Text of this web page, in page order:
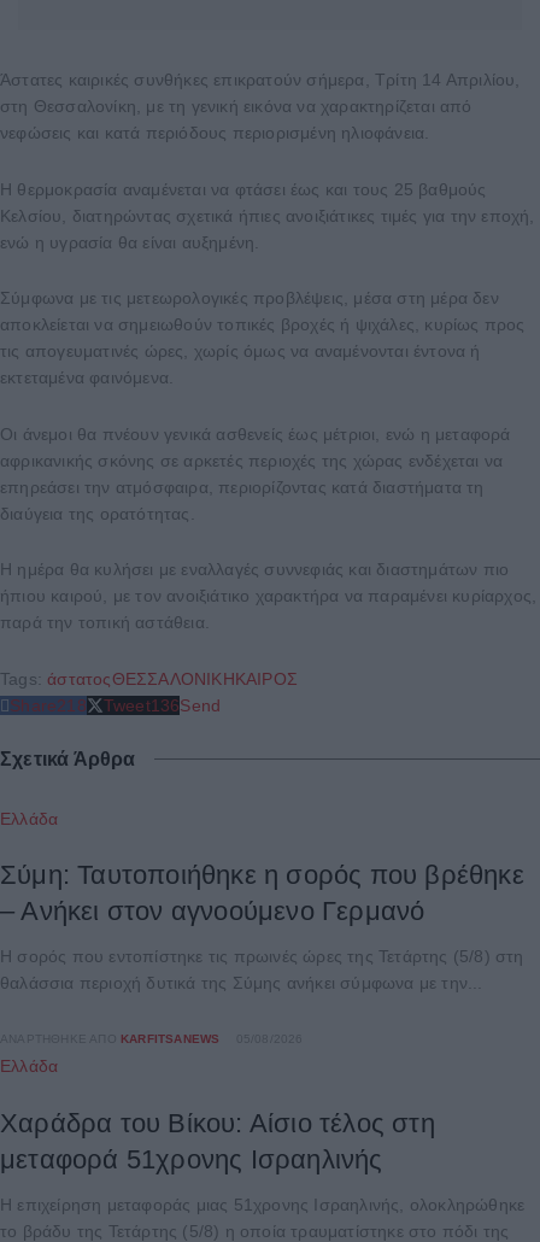
Άστατες καιρικές συνθήκες επικρατούν σήμερα, Τρίτη 14 Απριλίου,
στη Θεσσαλονίκη, με τη γενική εικόνα να χαρακτηρίζεται από
νεφώσεις και κατά περιόδους περιορισμένη ηλιοφάνεια.
Η θερμοκρασία αναμένεται να φτάσει έως και τους 25 βαθμούς
Κελσίου, διατηρώντας σχετικά ήπιες ανοιξιάτικες τιμές για την εποχή,
ενώ η υγρασία θα είναι αυξημένη.
Σύμφωνα με τις μετεωρολογικές προβλέψεις, μέσα στη μέρα δεν
αποκλείεται να σημειωθούν τοπικές βροχές ή ψιχάλες, κυρίως προς
τις απογευματινές ώρες, χωρίς όμως να αναμένονται έντονα ή
εκτεταμένα φαινόμενα.
Οι άνεμοι θα πνέουν γενικά ασθενείς έως μέτριοι, ενώ η μεταφορά
αφρικανικής σκόνης σε αρκετές περιοχές της χώρας ενδέχεται να
επηρεάσει την ατμόσφαιρα, περιορίζοντας κατά διαστήματα τη
διαύγεια της ορατότητας.
Η ημέρα θα κυλήσει με εναλλαγές συννεφιάς και διαστημάτων πιο
ήπιου καιρού, με τον ανοιξιάτικο χαρακτήρα να παραμένει κυρίαρχος,
παρά την τοπική αστάθεια.
Tags: άστατοςΘΕΣΣΑΛΟΝΙΚΗΚΑΙΡΟΣ
Share218 Tweet136Send
Σχετικά Άρθρα
Ελλάδα
Σύμη: Ταυτοποιήθηκε η σορός που βρέθηκε
– Ανήκει στον αγνοούμενο Γερμανό
Η σορός που εντοπίστηκε τις πρωινές ώρες της Τετάρτης (5/8) στη
θαλάσσια περιοχή δυτικά της Σύμης ανήκει σύμφωνα με την...
ΑΝΑΡΤΉΘΗΚΕ ΑΠΌ KARFITSANEWS
Ελλάδα
Χαράδρα του Βίκου: Αίσιο τέλος στη
μεταφορά 51χρονης Ισραηλινής
Η επιχείρηση μεταφοράς μιας 51χρονης Ισραηλινής, ολοκληρώθηκε
το βράδυ της Τετάρτης (5/8) η οποία τραυματίστηκε στο πόδι της